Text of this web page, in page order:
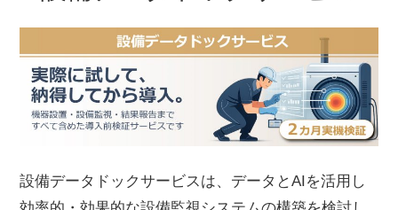
設備データドックサービスは、データとAIを活用し